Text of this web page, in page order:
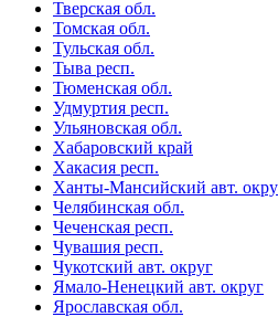
Тверская обл.
Томская обл.
Тульская обл.
Тыва респ.
Тюменская обл.
Удмуртия респ.
Ульяновская обл.
Хабаровский край
Хакасия респ.
Ханты-Мансийский авт.
Челябинская обл.
Чеченская респ.
Чувашия респ.
Чукотский авт. округ
Ямало-Ненецкий авт. округ
Ярославская обл.